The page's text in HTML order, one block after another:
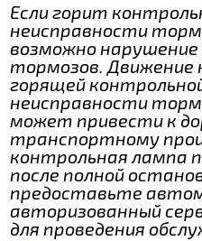
Если горит
неисправности
возможно
тормозов. Движение
горящей
неисправности
может привести к
транспортному
контрольная лампа
после полной
предоставьте
авторизованный
для проведения